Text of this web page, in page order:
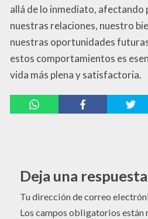
allá de lo inmediato,
nuestras relaciones, nuestro
nuestras oportunidades
estos comportamientos es
vida más plena y satisfactoria.
Deja una respuesta
Tu dirección de correo
Los campos obligatorios están